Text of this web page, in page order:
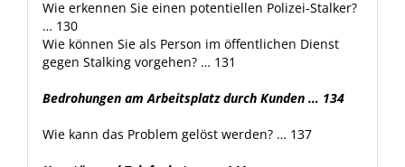
Wie erkennen Sie einen potentiellen Polizei-Stalker?
… 130
Wie können Sie als Person im öffentlichen Dienst
gegen Stalking vorgehen? … 131
Bedrohungen am Arbeitsplatz durch Kunden … 134
Wie kann das Problem gelöst werden? … 137